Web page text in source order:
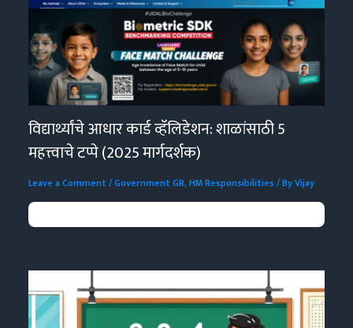
विद्यार्थ्यांचे आधार कार्ड व्हॅलिडेशन: शाळांसाठी 5
महत्त्वाचे टप्पे (2025 मार्गदर्शक)
Leave a Comment/Government GR,HM Responsibilities / ByVijay